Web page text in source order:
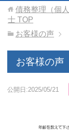
債務整理（個
士 TOP
お客様の声
お客様の声
公開日:2025/05/21